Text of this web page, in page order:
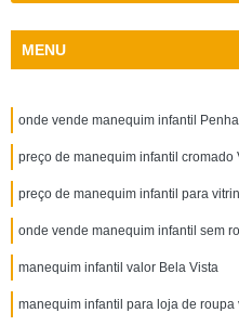
MENU
onde vende manequim infantil Penha
preço de manequim infantil cromado
preço de manequim infantil para
onde vende manequim infantil sem
manequim infantil valor Bela Vista
manequim infantil para loja de roupa